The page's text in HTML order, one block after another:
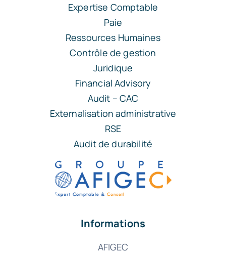
Expertise Comptable
Paie
Ressources Humaines
Contrôle de gestion
Juridique
Financial Advisory
Audit – CAC
Externalisation administrative
RSE
Audit de durabilité
Informations
AFIGEC